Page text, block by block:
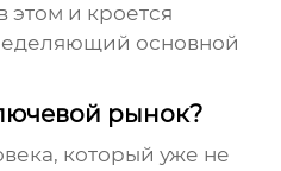
этом и кроется
основной
рынок?
который уже не